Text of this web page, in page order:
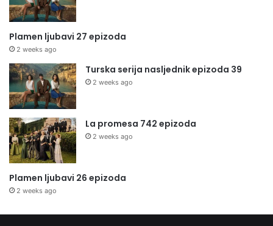
Plamen ljubavi 27 epizoda
2 weeks ago
Turska serija nasljednik epizoda 39
2 weeks ago
La promesa 742 epizoda
2 weeks ago
Plamen ljubavi 26 epizoda
2 weeks ago